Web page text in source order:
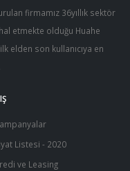
firmamız 36yıllık sektör
etmekte olduğu Huahe
elden son kullanıcıya en
Listesi - 2020
ve Leasing